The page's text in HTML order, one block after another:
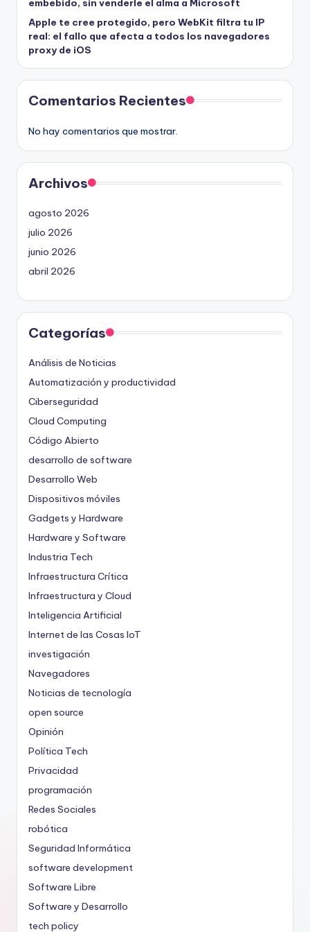
embebido, sin venderle el alma a Microsoft
Apple te cree protegido, pero WebKit filtra tu IP
real: el fallo que afecta a todos los navegadores
proxy de iOS
Comentarios Recientes
No hay comentarios que mostrar.
Archivos
agosto 2026
julio 2026
junio 2026
abril 2026
Categorías
Análisis de Noticias
Automatización y productividad
Ciberseguridad
Cloud Computing
Código Abierto
desarrollo de software
Desarrollo Web
Dispositivos móviles
Gadgets y Hardware
Hardware y Software
Industria Tech
Infraestructura Crítica
Infraestructura y Cloud
Inteligencia Artificial
Internet de las Cosas IoT
investigación
Navegadores
Noticias de tecnología
open source
Opinión
Política Tech
Privacidad
programación
Redes Sociales
robótica
Seguridad Informática
software development
Software Libre
Software y Desarrollo
tech policy